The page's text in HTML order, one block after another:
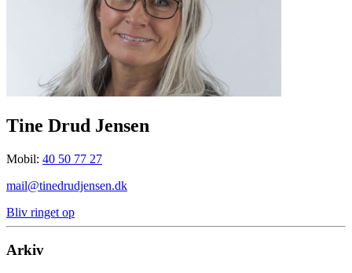
Tine Drud Jensen
Mobil: 40 50 77 27
mail@tinedrudjensen.dk
Bliv ringet op
Arkiv